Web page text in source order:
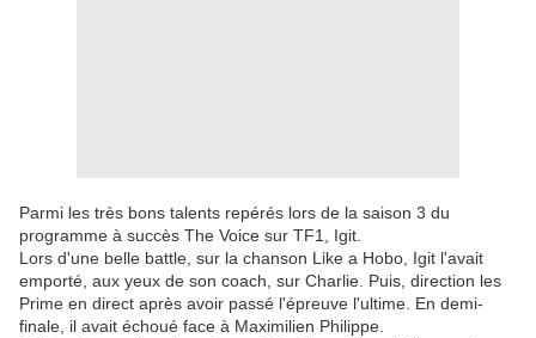
Parmi les très bons talents repérés lors de la saison 3 du
programme à succès The Voice sur TF1, Igit.
Lors d'une belle battle, sur la chanson Like a Hobo, Igit l'avait
emporté, aux yeux de son coach, sur Charlie. Puis, direction les
Prime en direct après avoir passé l'épreuve l'ultime. En demi-
finale, il avait échoué face à Maximilien Philippe.